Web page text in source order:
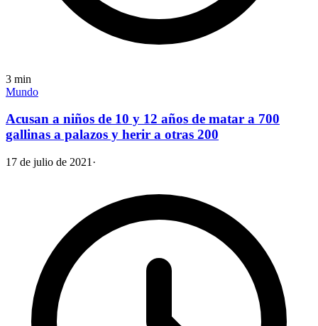
3 min
Mundo
Acusan a niños de 10 y 12 años de matar a 700
gallinas a palazos y herir a otras 200
17 de julio de 2021 ·